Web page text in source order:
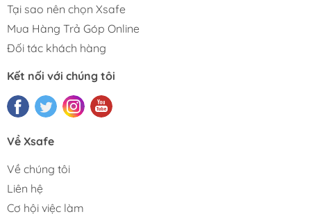
Tại sao nên chọn Xsafe
Mua Hàng Trả Góp Online
Đối tác khách hàng
Kết nối với chúng tôi
Về Xsafe
Về chúng tôi
Liên hệ
Cơ hội việc làm